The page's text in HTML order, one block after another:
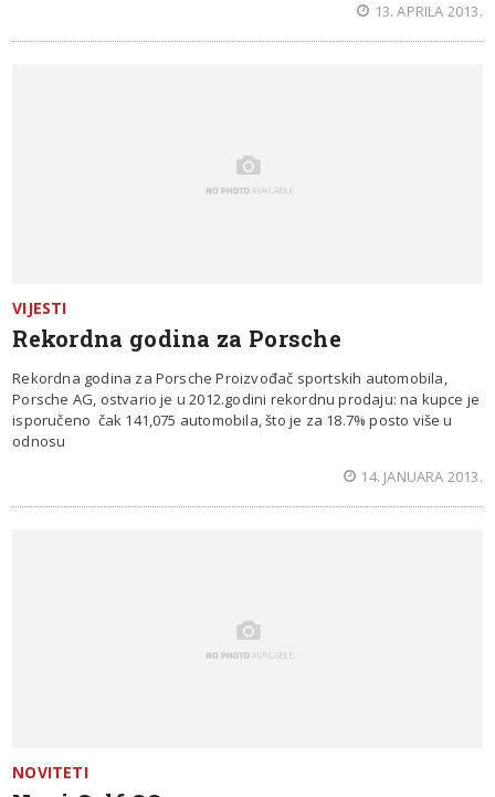
13. APRILA 2013.
VIJESTI
Rekordna godina za Porsche
Rekordna godina za Porsche Proizvođač sportskih automobila,
Porsche AG, ostvario je u 2012.godini rekordnu prodaju: na kupce je
isporučeno čak 141,075 automobila, što je za 18.7% posto više u
odnosu
14. JANUARA 2013.
NOVITETI